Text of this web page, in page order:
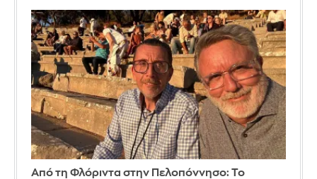
Από τη Φλόριντα στην Πελοπόννησο: Το